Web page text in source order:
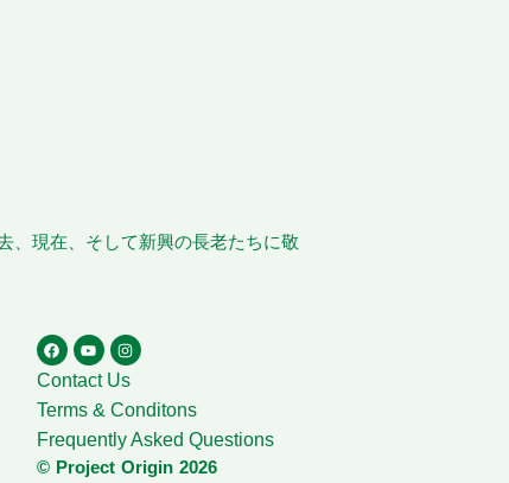
、現在、そして新興の長老たちに敬
Contact Us
Terms & Conditons
Frequently Asked Questions
© Project Origin 2026